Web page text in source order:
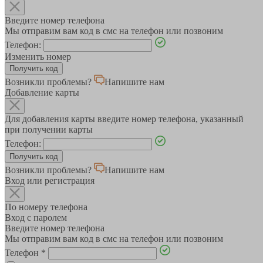
Введите номер телефона
Мы отправим вам код в смс на телефон или позвоним
Телефон:
Изменить номер
Возникли проблемы?
Напишите нам
Добавление карты
Для добавления карты введите номер телефона, указанный
при получении карты
Телефон:
Возникли проблемы?
Напишите нам
Вход или регистрация
По номеру телефона
Вход с паролем
Введите номер телефона
Мы отправим вам код в смс на телефон или позвоним
Телефон *